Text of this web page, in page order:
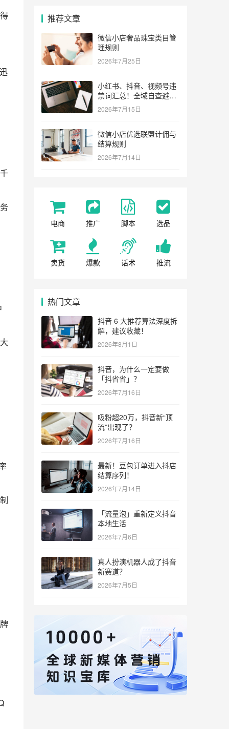
推荐文章
微信小店奢品珠宝类目管
理规则
2026年7月25日
小红书、抖音、视频号违
禁词汇总！全域自查避坑
指南
2026年7月15日
微信小店优选联盟计佣与
结算规则
2026年7月14日
电商 推广 脚本 选品
卖货 爆款 话术 推流
热门文章
抖音 6 大推荐算法深度拆
解，建议收藏！
2026年8月1日
抖音，为什么一定要做
「抖省省」？
2026年7月16日
吸粉超20万，抖音新“顶
流”出现了？
2026年7月16日
最新！豆包订单进入抖店
结算序列！
2026年7月14日
「流量泡」重新定义抖音
本地生活
2026年7月6日
真人扮演机器人成了抖音
新赛道？
2026年7月5日